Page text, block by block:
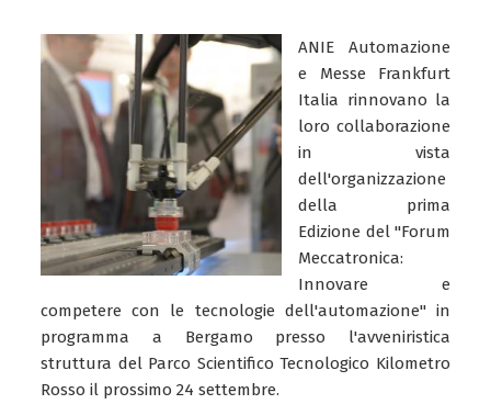
ANIE Automazione
e Messe Frankfurt
Italia rinnovano la
loro collaborazione
in vista
dell'organizzazione
della prima
Edizione del "Forum
Meccatronica:
Innovare e
competere con le tecnologie dell'automazione" in
programma a Bergamo presso l'avveniristica
struttura del Parco Scientifico Tecnologico Kilometro
Rosso il prossimo 24 settembre.